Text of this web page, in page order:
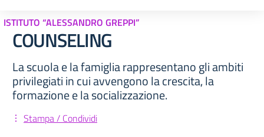
ISTITUTO “ALESSANDRO GREPPI”
COUNSELING
La scuola e la famiglia rappresentano gli ambiti
privilegiati in cui avvengono la crescita, la
formazione e la socializzazione.
Stampa / Condividi